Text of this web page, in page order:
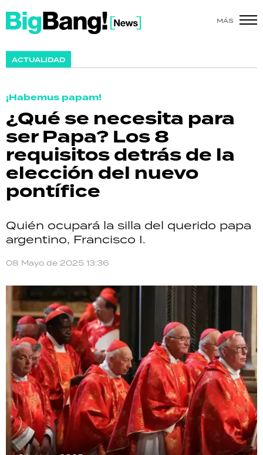
MÁS
ACTUALIDAD
¡Habemus papam!
¿Qué se necesita para
ser Papa? Los 8
requisitos detrás de la
elección del nuevo
pontífice
Quién ocupará la silla del querido papa
argentino, Francisco I.
08 Mayo de 2025 13:36
SHOW
ACTUALIDAD
POLICIALES
ECONOMÍA
GRAN HERMANO
SALUD
DEPORTES
TECNOLOGÍA
RECETAS
PALABRAS
HORÓSCOPO
Seguinos